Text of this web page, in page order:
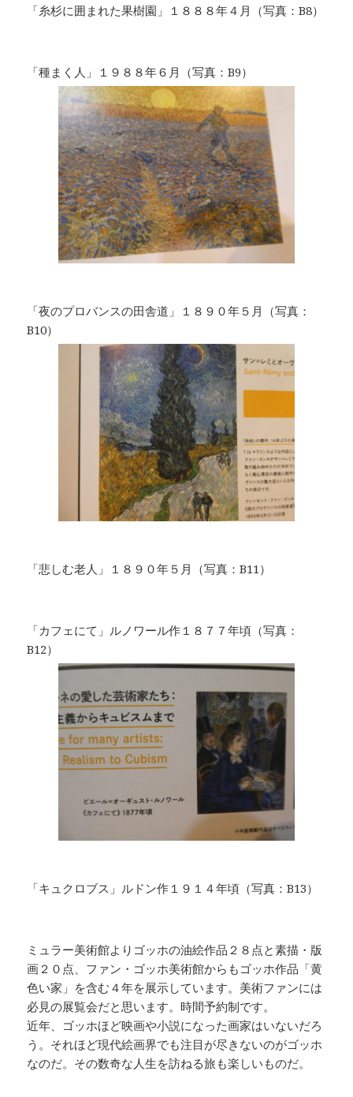
「糸杉に囲まれた果樹園」１８８８年４月（写真：B8）
「種まく人」１９８８年６月（写真：B9）
「夜のプロバンスの田舎道」１８９０年５月（写真：
B10）
「悲しむ老人」１８９０年５月（写真：B11）
「カフェにて」ルノワール作１８７７年頃（写真：
B12）
「キュクロブス」ルドン作１９１４年頃（写真：B13）
ミュラー美術館よりゴッホの油絵作品２８点と素描・版
画２０点、ファン・ゴッホ美術館からもゴッホ作品「黄
色い家」を含む４年を展示しています。美術ファンには
必見の展覧会だと思います。時間予約制です。
近年、ゴッホほど映画や小説になった画家はいないだろ
う。それほど現代絵画界でも注目が尽きないのがゴッホ
なのだ。その数奇な人生を訪ねる旅も楽しいものだ。